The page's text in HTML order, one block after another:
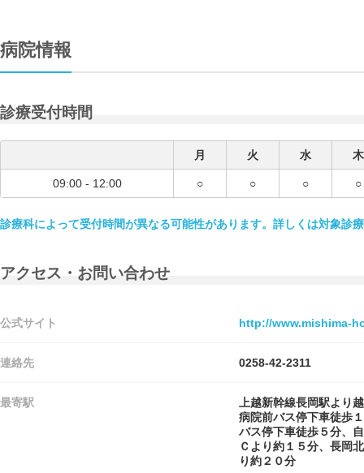
病院情報
診療受付時間
月 火 水 木
09:00 - 12:00 ○ ○ ○ ○
診療科によって受付時間が異なる可能性があります。詳しくは対象診
アクセス・お問い合わせ
公式サイト http://www.mishima-
連絡先 0258-42-2311
最寄駅
上越新幹線長岡駅より
病院前バス停下車徒歩
バス停下車徒歩５分、
Ｃより約１５分、長岡
り約２０分